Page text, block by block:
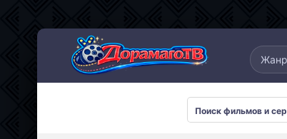
Дорамы 2025 Дорамы 2026